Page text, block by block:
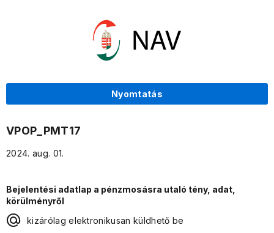
Nyomtatás
VPOP_PMT17
2024. aug. 01.
Bejelentési adatlap a pénzmosásra utaló tény, adat,
körülményről
kizárólag elektronikusan küldhető be